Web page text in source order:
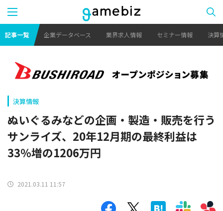
記事一覧 企業データベース 業界求人情報 セミナー情報 決算
決算情報
ぬいぐるみなどの企画・製造・販売を行う
サンライズ、20年12月期の最終利益は
33％増の1206万円
2021.03.11 11:57